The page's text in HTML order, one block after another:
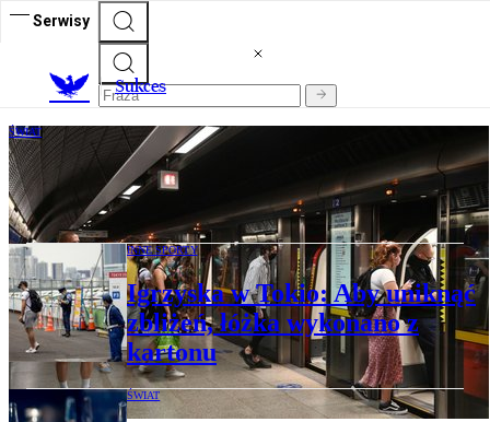
Serwisy
Sukces
ŚWIAT
Kwarantanna po wjeździe do Wielkiej
Brytanii. Podróżni rozczarowani
INNE SPORTY
Igrzyska w Tokio: Aby uniknąć
zbliżeń, łóżka wykonano z
kartonu
ŚWIAT